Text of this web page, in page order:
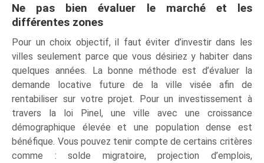
Ne pas bien évaluer le marché et les
différentes zones
Pour un choix objectif, il faut éviter d’investir dans les
villes seulement parce que vous désiriez y habiter dans
quelques années. La bonne méthode est d’évaluer la
demande locative future de la ville visée afin de
rentabiliser sur votre projet. Pour un investissement à
travers la loi Pinel, une ville avec une croissance
démographique élevée et une population dense est
bénéfique. Vous pouvez tenir compte de certains critères
comme : solde migratoire, projection d’emplois,